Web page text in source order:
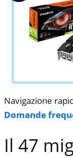
Navigazione
Domande
Il 47